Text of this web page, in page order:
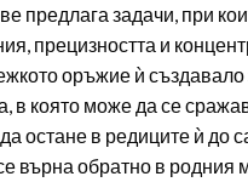
предлага задачи, при
прецизността и
оръжие ѝ
в която може да се
остане в редиците ѝ до
върна обратно в родния